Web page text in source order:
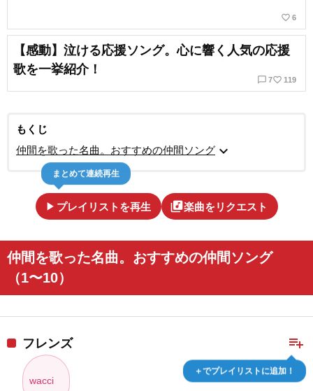
favorite_border 6
【感動】泣ける応援ソング。心に響く人気の応援
歌を一挙紹介！
chat_bubble_outline 7favorite_border 119
もくじ
仲間を歌った名曲。おすすめの仲間ソング expand_more
play_arrow プレイリストを再生
まとめて連続再生
library_music楽曲をリクエスト
仲間を歌った名曲。おすすめの仲間ソング
（1〜10）
playlist_add
＋でプレイリストに追加！
フレンズ
wacci